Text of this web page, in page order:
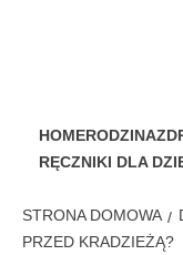
HOMERODZINA
RĘCZNIKI DLA
STRONA DOMOWA
PRZED KRADZIEŻĄ?